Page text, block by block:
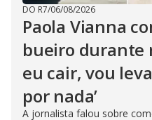
DO R7/06/08/2026
Paola Vianna
bueiro durante
eu cair, vou
por nada’
A jornalista falou sobre